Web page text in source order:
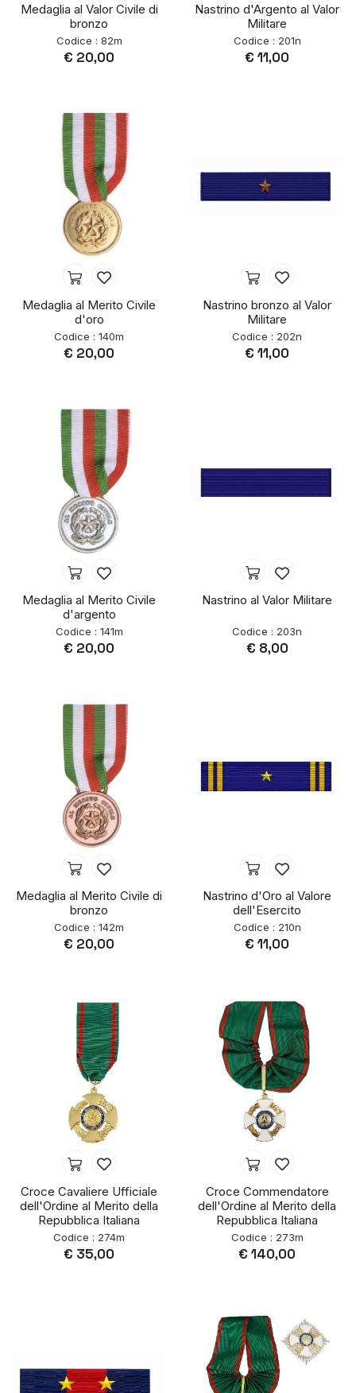
Medaglia al Valor Civile di
bronzo
Codice : 82m
€ 20,00
Nastrino d'Argento al Valor
Militare
Codice : 201n
€ 11,00
Medaglia al Merito Civile
d'oro
Codice : 140m
€ 20,00
Nastrino bronzo al Valor
Militare
Codice : 202n
€ 11,00
Medaglia al Merito Civile
d'argento
Codice : 141m
€ 20,00
Nastrino al Valor Militare
Codice : 203n
€ 8,00
Medaglia al Merito Civile di
bronzo
Codice : 142m
€ 20,00
Nastrino d'Oro al Valore
dell'Esercito
Codice : 210n
€ 11,00
Croce Cavaliere Ufficiale
dell'Ordine al Merito della
Repubblica Italiana
Codice : 274m
€ 35,00
Croce Commendatore
dell'Ordine al Merito della
Repubblica Italiana
Codice : 273m
€ 140,00